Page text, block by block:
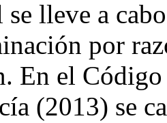
lleve a
por
En el
(2013) se